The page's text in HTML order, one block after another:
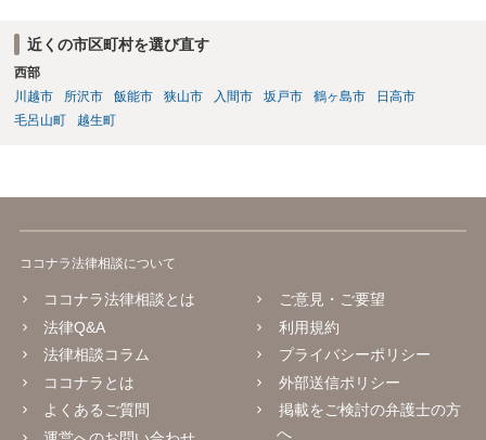
いる必要があります。
近くの市区町村を選び直す
西部
川越市
所沢市 飯能市 狭山市 入間市 坂戸市 鶴ヶ島市
日高市
毛呂山町
越生町
ココナラ法律相談について
ココナラ法律相談とは
法律Q&A
法律相談コラム
ココナラとは
よくあるご質問
ご意見・ご要望
利用規約
プライバシーポリシー
外部送信ポリシー
掲載をご検討の弁護士の方
へ